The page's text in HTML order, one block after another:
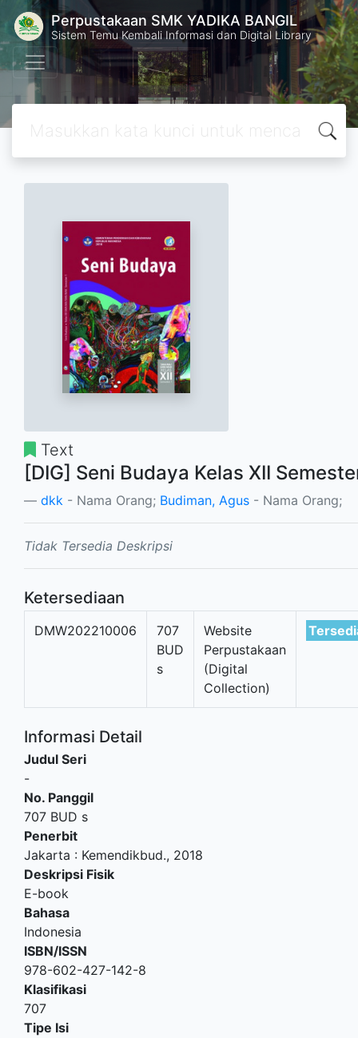
Perpustakaan SMK YADIKA BANGIL
Sistem Temu Kembali Informasi dan Digital Library
Text
[DIG] Seni Budaya Kelas XII
dkk - Nama Orang; Budiman, Agus - Nama Orang;
Tidak Tersedia Deskripsi
Ketersediaan
DMW202210006
707
BUD
s
Website
Perpustakaan
(Digital
Collection)
Informasi Detail
Judul Seri
-
No. Panggil
707 BUD s
Penerbit
Jakarta : Kemendikbud., 2018
Deskripsi Fisik
E-book
Bahasa
Indonesia
ISBN/ISSN
978-602-427-142-8
Klasifikasi
707
Tipe Isi